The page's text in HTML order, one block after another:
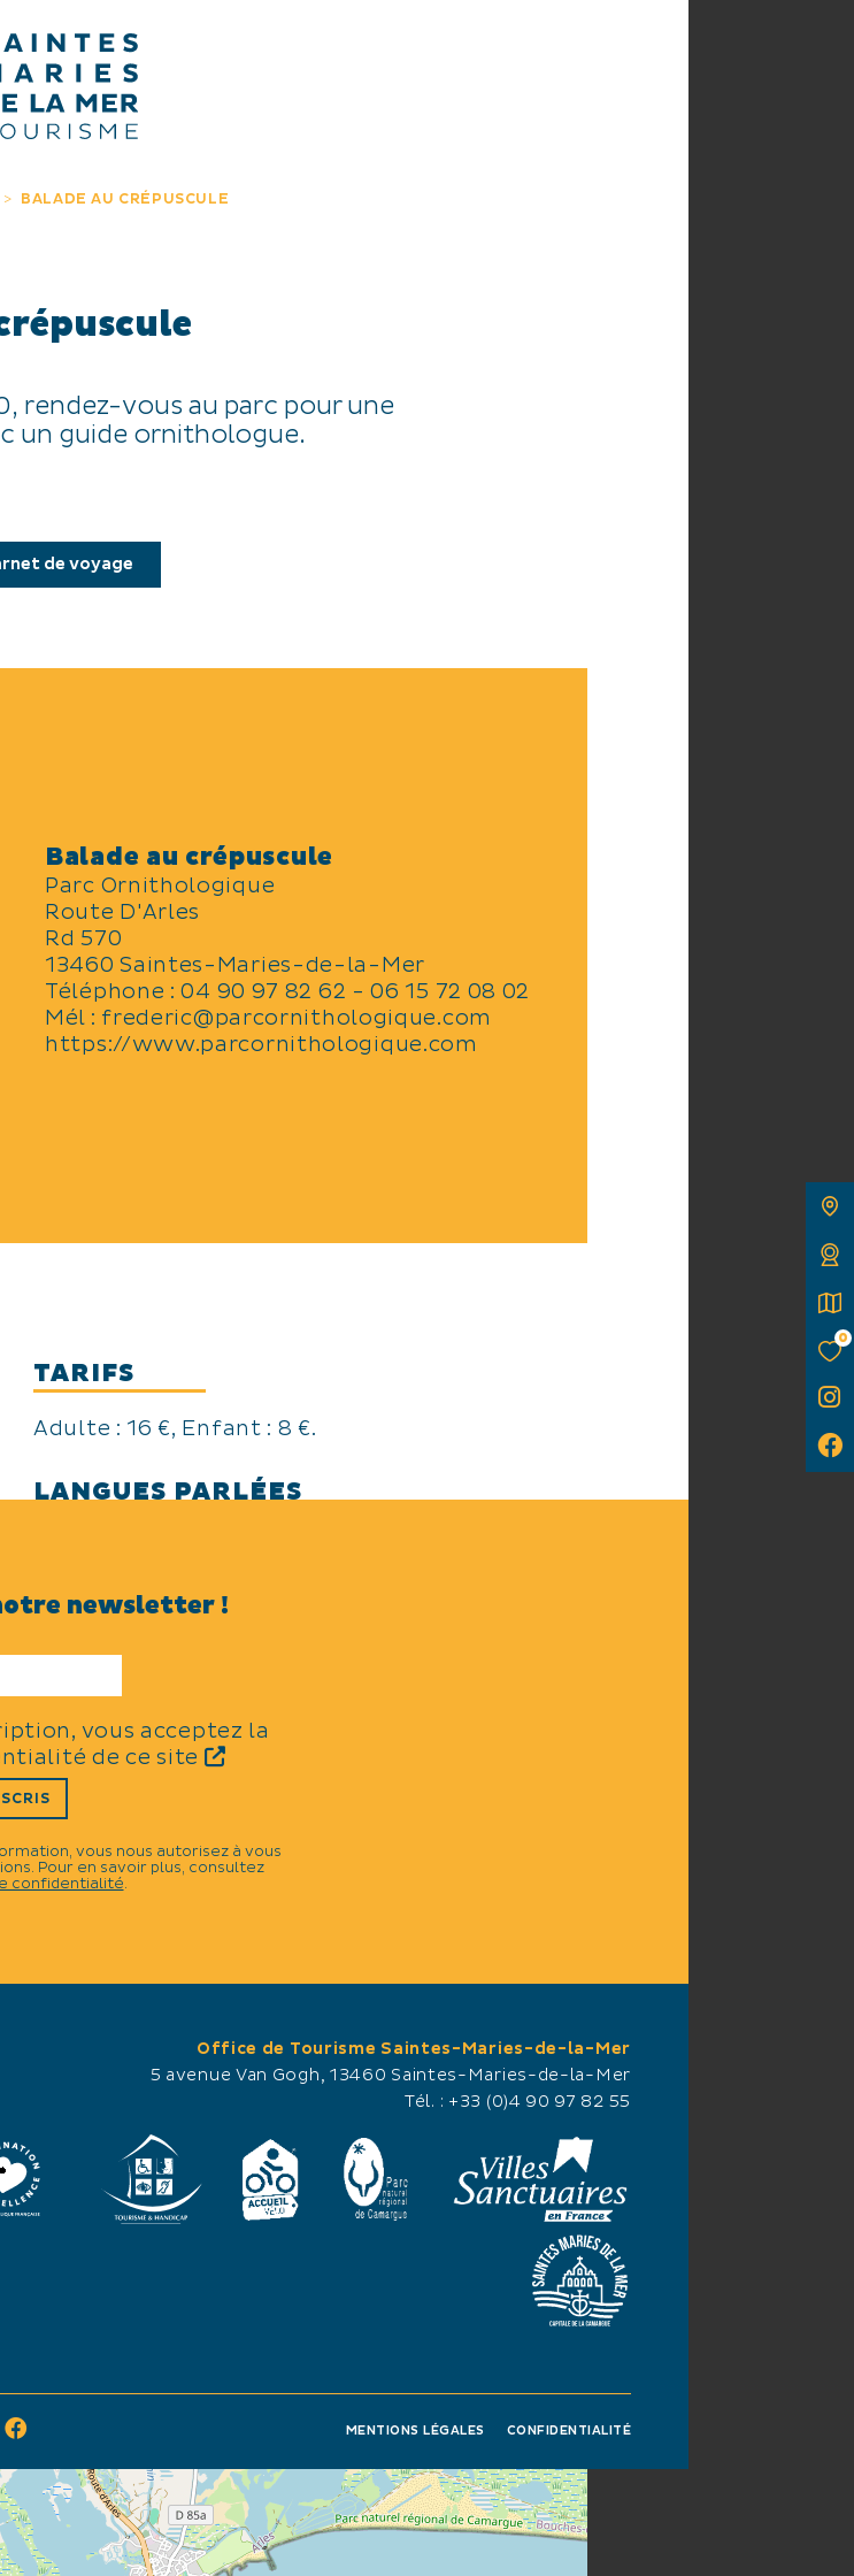
BALADE AU CRÉPUSCULE
rendez-vous au parc pour une
un guide ornithologue.
de voyage
Balade au crépuscule
Parc Ornithologique
Route D'Arles
Rd 570
13460 Saintes-Maries-de-la-Mer
Téléphone :04 90 97 82 62 - 06 15 72 08 02
Mél : frederic@parcornithologique.com
https://www.parcornithologique.com
TARIFS
Adulte : 16 €, Enfant : 8 €.
LANGUES PARLÉES
TYPES
Nature et détente
THÈMES
Animaux
vers
0
newsletter !
vous acceptez la
de ce site
vous nous autorisez à vous
Pour en savoir plus, consultez
confidentialité.
Office de Tourisme Saintes-Maries-de-la-Mer
5 avenue Van Gogh, 13460 Saintes-Maries-de-la-Mer
Tél. : +33 (0)4 90 97 82 55
MENTIONS LÉGALES CONFIDENTIALITÉ